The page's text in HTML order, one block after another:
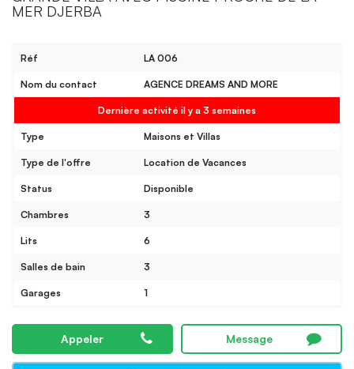
MER DJERBA
Réf LA 006
Nom du contact AGENCE DREAMS AND MORE
Dernière activité il y a 3 semaines
Type Maisons et Villas
Type de l'offre Location de Vacances
Status Disponible
Chambres 3
Lits 6
Salles de bain 3
Garages 1
Appeler Message